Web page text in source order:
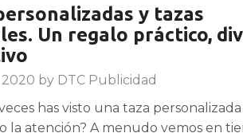
y tazas
Un regalo práctico,
by DTC Publicidad
has visto una taza
la atención? A menudo vemos en